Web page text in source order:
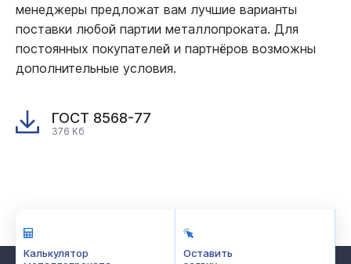
менеджеры предложат вам лучшие варианты
поставки любой партии металлопроката. Для
постоянных покупателей и партнёров возможны
дополнительные условия.
ГОСТ 8568-77
376 Кб
Калькулятор
Оставить